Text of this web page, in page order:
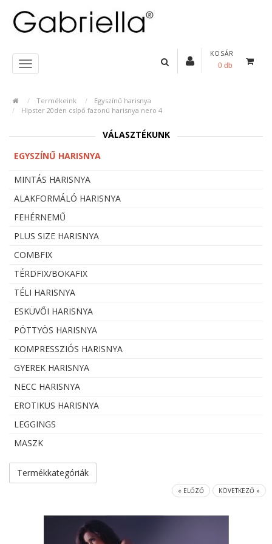
KOSÁR
0 db
Termékeink
Egyszínű harisnya
Hipster 20den csípő fazonú harisnya nero 4
VÁLASZTÉKUNK
EGYSZÍNŰ HARISNYA
MINTÁS HARISNYA
ALAKFORMÁLÓ HARISNYA
FEHÉRNEMŰ
PLUS SIZE HARISNYA
COMBFIX
TÉRDFIX/BOKAFIX
TÉLI HARISNYA
ESKÜVŐI HARISNYA
PÖTTYÖS HARISNYA
KOMPRESSZIÓS HARISNYA
GYEREK HARISNYA
NECC HARISNYA
EROTIKUS HARISNYA
LEGGINGS
MASZK
Termékkategóriák
« ELŐZŐ KÖVETKEZŐ »